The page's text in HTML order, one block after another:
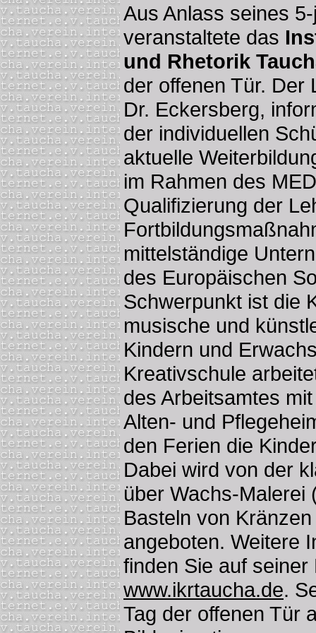
Aus Anlass seines
veranstaltete das
und Rhetorik
der offenen Tür. Der
Dr. Eckersberg,
der individuellen
aktuelle
im Rahmen des
Qualifizierung der
mittelständige
des Europäischen
Schwerpunkt ist die
musische und
Kindern und
Kreativschule
des Arbeitsamtes
Alten- und
den Ferien die
Dabei wird von der
über Wachs-Malerei
Basteln von
angeboten. Weitere
finden Sie auf seiner
www.ikrtaucha.de.
Tag der offenen Tür